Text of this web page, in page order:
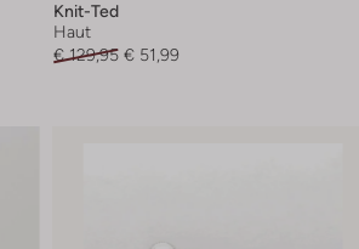
Knit-Ted
Haut
€ 129,95 € 51,99